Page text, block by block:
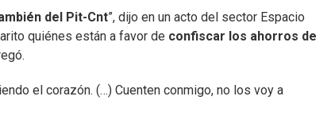
del Pit-Cnt”, dijo en un acto del sector Espacio
quiénes están a favor de confiscar los ahorros de
el corazón. (…) Cuenten conmigo, no los voy a